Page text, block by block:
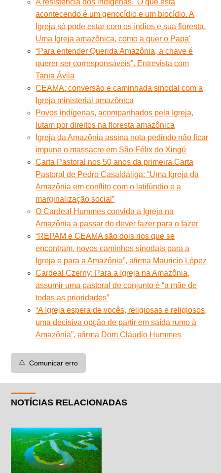
acontecendo é um genocídio e um biocídio. A
Igreja só pode estar com os índios e sua floresta.
Uma Igreja amazônica, como a quer o Papa'
“Para entender Querida Amazônia, a chave é
querer ser corresponsáveis”. Entrevista com
Tania Ávila
CEAMA: conversão e caminhada sinodal com a
Igreja ministerial amazônica
Povos indígenas, acompanhados pela Igreja,
lutam por direitos na floresta amazônica
Igreja da Amazônia assina nota pedindo não ficar
impune o massacre em São Félix do Xingú
Carta Pastoral nos 50 anos da primeira Carta
Pastoral de Pedro Casaldáliga: “Uma Igreja da
Amazônia em conflito com o latifúndio e a
marginalização social”
O Cardeal Hummes convida a Igreja na
Amazônia a passar do dever fazer para o fazer
“REPAM e CEAMA são dois rios que se
encontram, novos caminhos sinodais para a
Igreja e para a Amazônia”, afirma Mauricio López
Cardeal Czerny: Para a Igreja na Amazônia,
assumir uma pastoral de conjunto é “a mãe de
todas as prioridades”
“A Igreja espera de vocês, religiosas e religiosos,
uma decisiva opção de partir em saída rumo à
Amazônia”, afirma Dom Cláudio Hummes
⚠️ Comunicar erro
NOTÍCIAS RELACIONADAS